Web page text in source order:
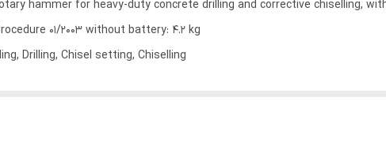
hammer for heavy-duty concrete drilling and corrective chiselling,
01/2003 without battery: 4.2 kg
Drilling, Chisel setting, Chiselling
01/2003 without battery